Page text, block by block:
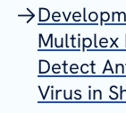
Multiplex
Detect
Virus in